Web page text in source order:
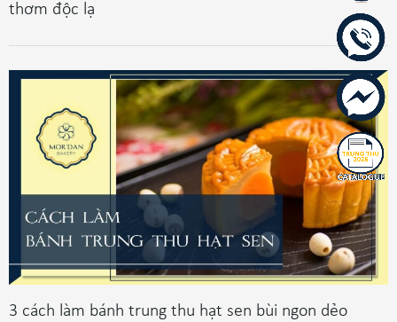
thơm độc lạ
3 cách làm bánh trung thu hạt sen bùi ngon dẻo